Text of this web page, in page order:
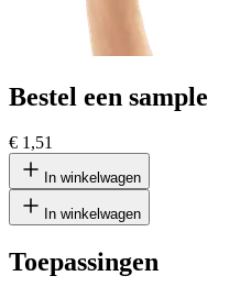
Bestel een sample
€ 1,51
In winkelwagen
In winkelwagen
Toepassingen